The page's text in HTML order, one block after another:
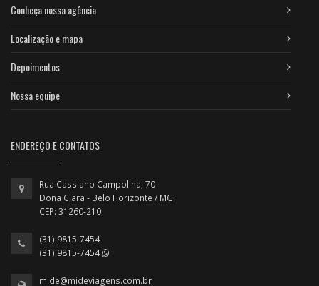
Conheça nossa agência
Localização e mapa
Depoimentos
Nossa equipe
ENDEREÇO E CONTATOS
Rua Cassiano Campolina, 70
Dona Clara - Belo Horizonte / MG
CEP: 31260-210
(31) 9815-7454
(31) 9815-7454
mide@mideviagens.com.br